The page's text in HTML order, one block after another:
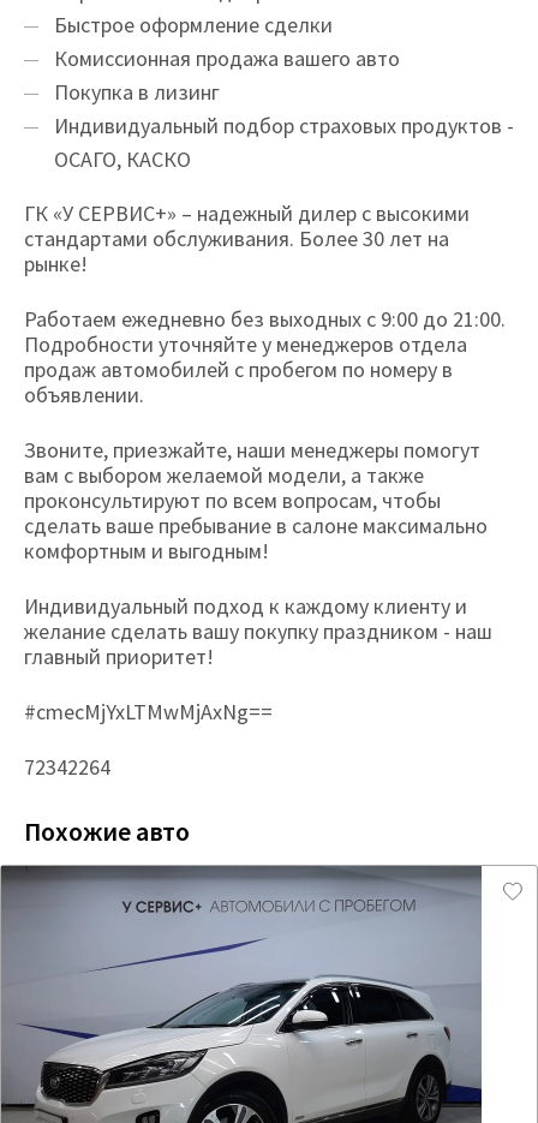
Быстрое оформление сделки
Комиссионная продажа вашего авто
Покупка в лизинг
Индивидуальный подбор страховых продуктов -
ОСАГО, КАСКО
ГК «У СЕРВИС+» – надежный дилер с высокими
стандартами обслуживания. Более 30 лет на
рынке!
Работаем ежедневно без выходных с 9:00 до 21:00.
Подробности уточняйте у менеджеров отдела
продаж автомобилей с пробегом по номеру в
объявлении.
Звоните, приезжайте, наши менеджеры помогут
вам с выбором желаемой модели, а также
проконсультируют по всем вопросам, чтобы
сделать ваше пребывание в салоне максимально
комфортным и выгодным!
Индивидуальный подход к каждому клиенту и
желание сделать вашу покупку праздником - наш
главный приоритет!
#cmecMjYxLTMwMjAxNg==
72342264
Похожие авто